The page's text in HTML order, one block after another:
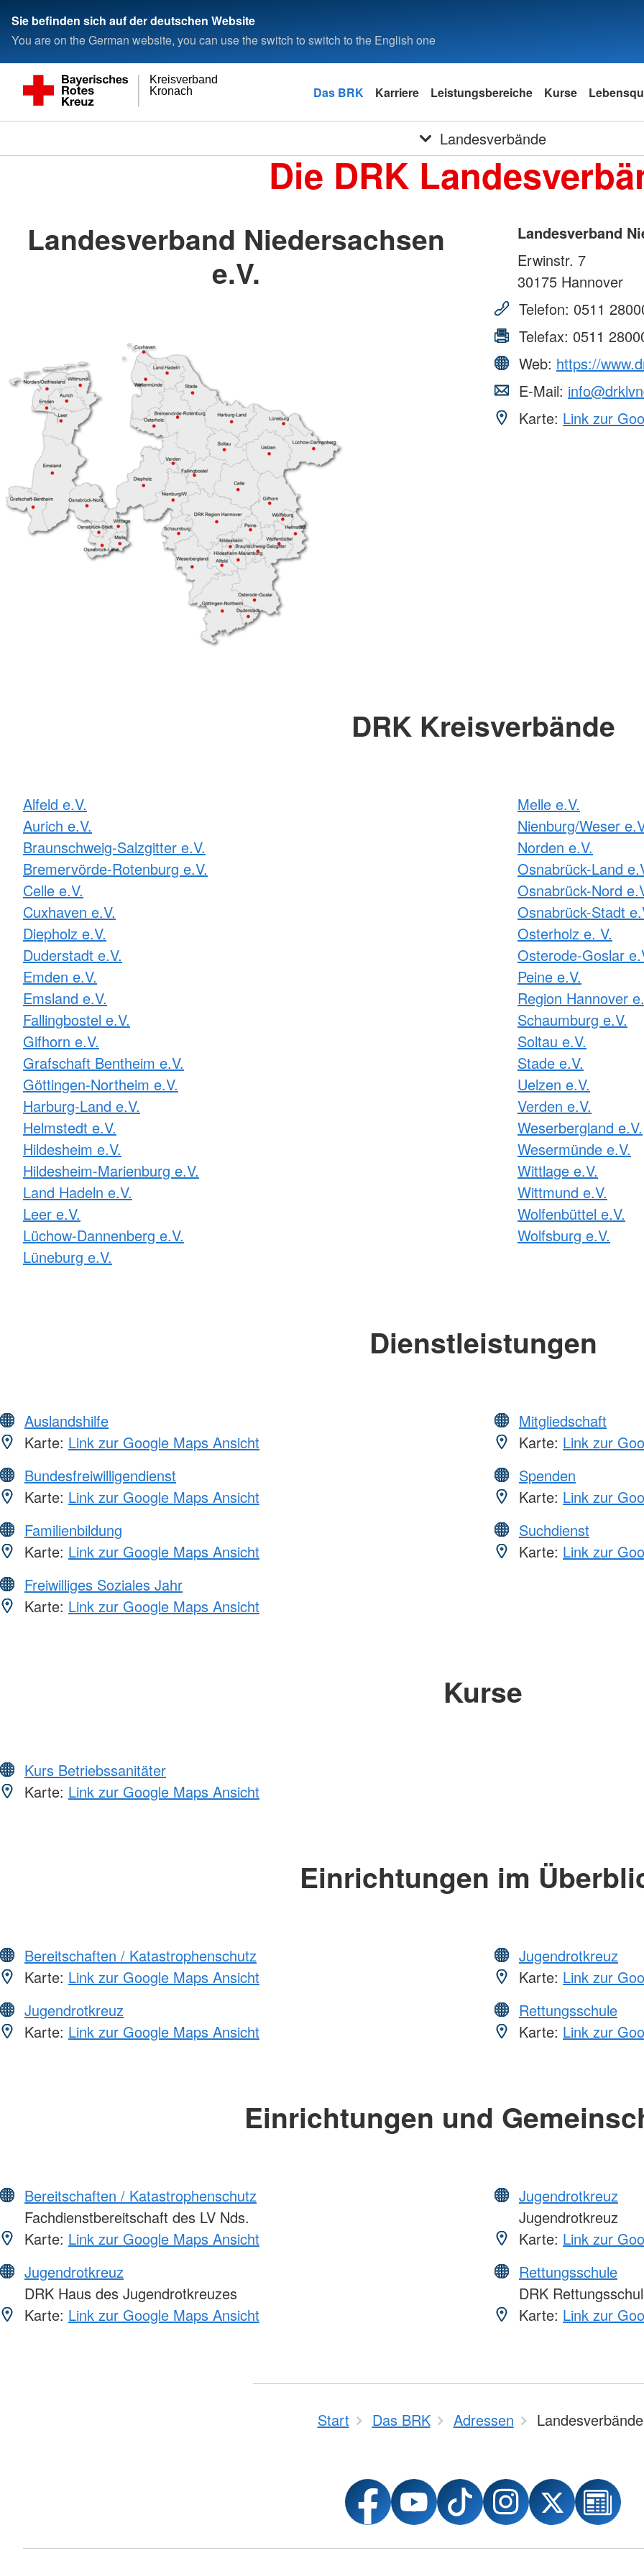
Sie befinden sich auf der deutschen Website
You are on the German website, you can use the switch to switch to the English one
Kronach
Kreisverband
Das BRK Karriere Leistungsbereiche Kurse
Landesverbände
Die DRK
Landesverband Niedersachsen
e.V.
Landesverband
Erwinstr. 7
30175 Hannover
Telefon: 0511
Telefax: 0511
Web: https://
E-Mail:
Karte: Link zur
DRK Kreisverbände
Alfeld e.V.
Aurich e.V.
Braunschweig-Salzgitter e.V.
Bremervörde-Rotenburg e.V.
Celle e.V.
Cuxhaven e.V.
Diepholz e.V.
Duderstadt e.V.
Emden e.V.
Emsland e.V.
Fallingbostel e.V.
Gifhorn e.V.
Grafschaft Bentheim e.V.
Göttingen-Northeim e.V.
Harburg-Land e.V.
Helmstedt e.V.
Hildesheim e.V.
Hildesheim-Marienburg e.V.
Land Hadeln e.V.
Leer e.V.
Lüchow-Dannenberg e.V.
Lüneburg e.V.
Melle e.V.
Nienburg/Weser
Norden e.V.
Osnabrück-Land
Osnabrück-Nord
Osnabrück-Stadt
Osterholz e. V.
Osterode-Goslar
Peine e.V.
Region Hannover
Schaumburg e.V.
Soltau e.V.
Stade e.V.
Uelzen e.V.
Verden e.V.
Weserbergland e.V.
Wesermünde e.V.
Wittlage e.V.
Wittmund e.V.
Wolfenbüttel e.V.
Wolfsburg e.V.
Dienstleistungen
Auslandshilfe
Karte: Link zur Google Maps Ansicht
Bundesfreiwilligendienst
Karte: Link zur Google Maps Ansicht
Familienbildung
Karte: Link zur Google Maps Ansicht
Freiwilliges Soziales Jahr
Karte: Link zur Google Maps Ansicht
Mitgliedschaft
Karte: Link zur
Spenden
Karte: Link zur
Suchdienst
Karte: Link zur
Kurse
Kurs Betriebssanitäter
Karte: Link zur Google Maps Ansicht
Einrichtungen im
Bereitschaften / Katastrophenschutz
Karte: Link zur Google Maps Ansicht
Jugendrotkreuz
Karte: Link zur Google Maps Ansicht
Jugendrotkreuz
Karte: Link zur
Rettungsschule
Karte: Link zur
Einrichtungen und
Bereitschaften / Katastrophenschutz
Fachdienstbereitschaft des LV Nds.
Karte: Link zur Google Maps Ansicht
Jugendrotkreuz
DRK Haus des Jugendrotkreuzes
Karte: Link zur Google Maps Ansicht
Jugendrotkreuz
Jugendrotkreuz
Karte: Link zur
Rettungsschule
DRK
Karte: Link zur
Start Das BRK Adressen Landesverbände